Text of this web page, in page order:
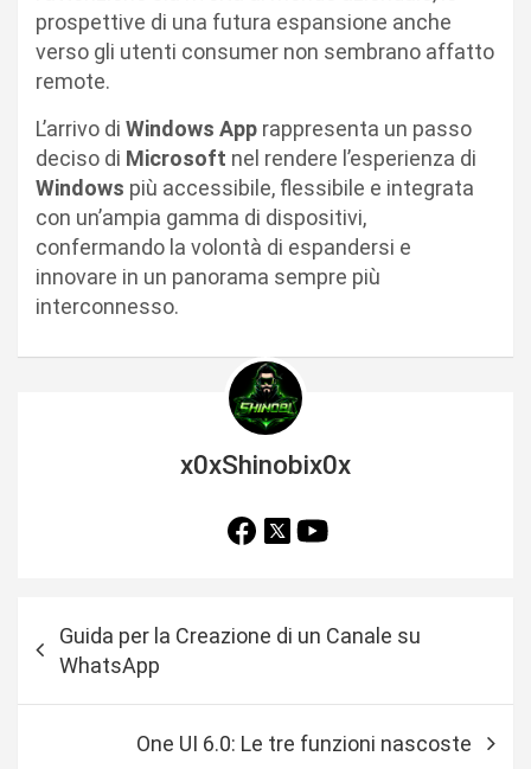
prospettive di una futura espansione anche
verso gli utenti consumer non sembrano affatto
remote.
L’arrivo di Windows App rappresenta un passo
deciso di Microsoft nel rendere l’esperienza di
Windows più accessibile, flessibile e integrata
con un’ampia gamma di dispositivi,
confermando la volontà di espandersi e
innovare in un panorama sempre più
interconnesso.
x0xShinobix0x
Guida per la Creazione di un Canale su
WhatsApp
One UI 6.0: Le tre funzioni nascoste